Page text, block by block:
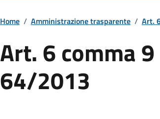
Home / Amministrazione trasparente / Art.
Art. 6 comma
64/2013